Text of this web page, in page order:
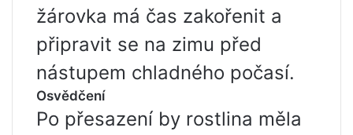
žárovka má čas zakořenit a
připravit se na zimu před
nástupem chladného počasí.
Osvědčení
Po přesazení by rostlina měla